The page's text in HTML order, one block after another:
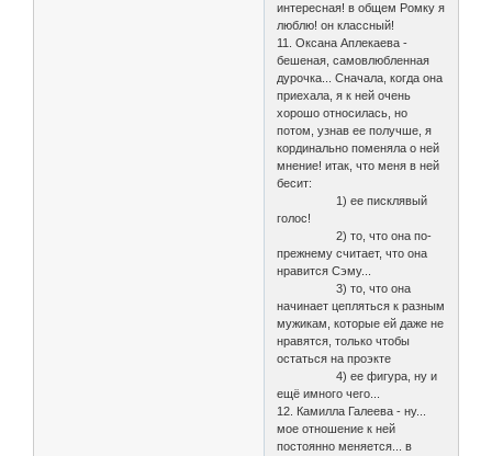
интересная! в общем Ромку я
люблю! он классный!
11. Оксана Аплекаева -
бешеная, самовлюбленная
дурочка... Сначала, когда она
приехала, я к ней очень
хорошо относилась, но
потом, узнав ее получше, я
кординально поменяла о ней
мнение! итак, что меня в ней
бесит:
1) ее писклявый
голос!
2) то, что она по-
прежнему считает, что она
нравится Сэму...
3) то, что она
начинает цепляться к разным
мужикам, которые ей даже не
нравятся, только чтобы
остаться на проэкте
4) ее фигура, ну и
ещё имного чего...
12. Камилла Галеева - ну...
мое отношение к ней
постоянно меняется... в